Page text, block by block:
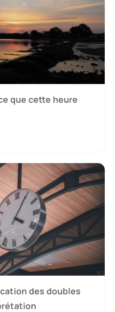
que cette heure
des doubles